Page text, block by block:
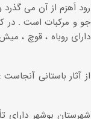
رود اَهرَم از آن می
جو و مرکبات است . در
دارای روباه ، قوچ ،
از آثار باستانی